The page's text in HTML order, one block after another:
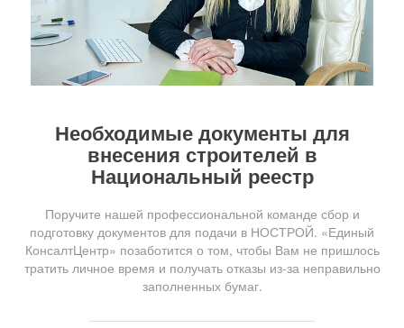
Необходимые документы для
внесения строителей в
Национальный реестр
Поручите нашей профессиональной команде сбор и
подготовку документов для подачи в НОСТРОЙ. «Единый
КонсалтЦентр» позаботится о том, чтобы Вам не пришлось
тратить личное время и получать отказы из-за неправильно
заполненных бумаг.